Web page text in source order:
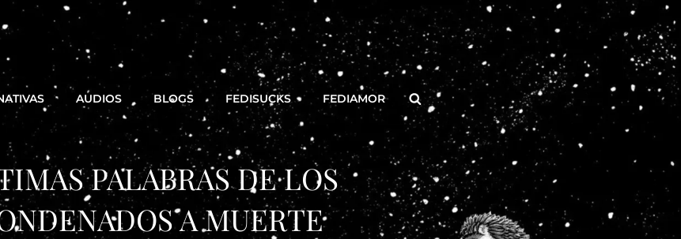
AUDIOS BLOGS FEDISUCKS FEDIAMOR Buscar
PALABRAS DE LOS
A MUERTE